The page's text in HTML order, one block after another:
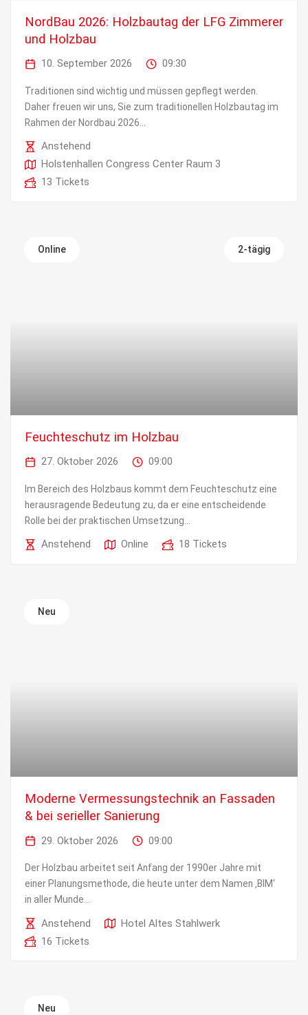
NordBau 2026: Holzbautag der LFG Zimmerer
und Holzbau
10. September 2026 09:30
Traditionen sind wichtig und müssen gepflegt werden.
Daher freuen wir uns, Sie zum traditionellen Holzbautag im
Rahmen der Nordbau 2026...
Anstehend
Holstenhallen Congress Center Raum 3
13 Tickets
Online 2-tägig
Feuchteschutz im Holzbau
27. Oktober 2026 09:00
Im Bereich des Holzbaus kommt dem Feuchteschutz eine
herausragende Bedeutung zu, da er eine entscheidende
Rolle bei der praktischen Umsetzung...
Anstehend Online 18 Tickets
Neu
Moderne Vermessungstechnik an Fassaden
& bei serieller Sanierung
29. Oktober 2026 09:00
Der Holzbau arbeitet seit Anfang der 1990er Jahre mit
einer Planungsmethode, die heute unter dem Namen ‚BIM‘
in aller Munde...
Anstehend
Hotel Altes Stahlwerk
16 Tickets
Neu